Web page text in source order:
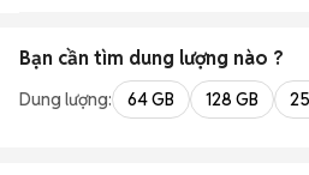
Bạn cần tìm dung lượng nào ?
Dung lượng: 64 GB 128 GB